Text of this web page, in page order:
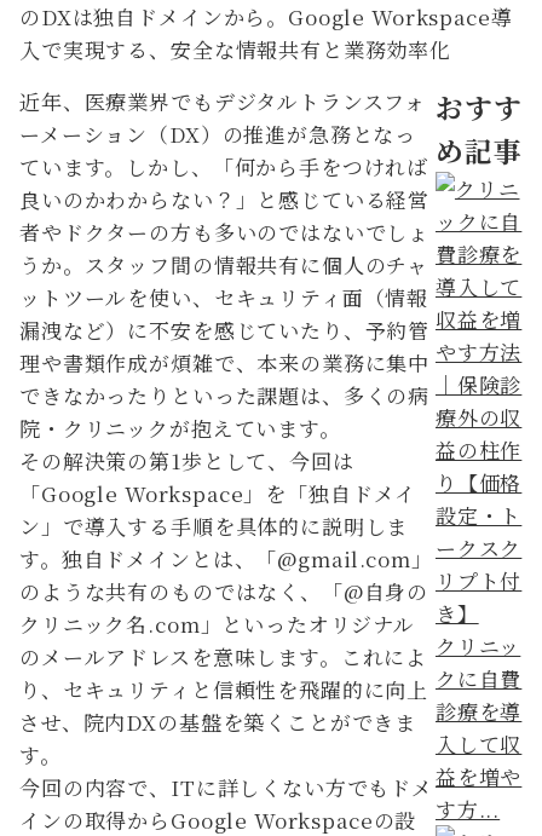
のDXは独自ドメインから。Google Workspace導
入で実現する、安全な情報共有と業務効率化
近年、医療業界でもデジタルトランスフォ
ーメーション（DX）の推進が急務となっ
ています。しかし、「何から手をつければ
良いのかわからない？」と感じている経営
者やドクターの方も多いのではないでしょ
うか。スタッフ間の情報共有に個人のチャ
ットツールを使い、セキュリティ面（情報
漏洩など）に不安を感じていたり、予約管
理や書類作成が煩雑で、本来の業務に集中
できなかったりといった課題は、多くの病
院・クリニックが抱えています。
その解決策の第1歩として、今回は
「Google Workspace」を「独自ドメイ
ン」で導入する手順を具体的に説明しま
す。独自ドメインとは、「@gmail.com」
のような共有のものではなく、「@自身の
クリニック名.com」といったオリジナル
のメールアドレスを意味します。これによ
り、セキュリティと信頼性を飛躍的に向上
させ、院内DXの基盤を築くことができま
す。
今回の内容で、ITに詳しくない方でもドメ
インの取得からGoogle Workspaceの設
おすす
め記事
クリニッ
クに自費
診療を導
入して収
益を増や
す方...